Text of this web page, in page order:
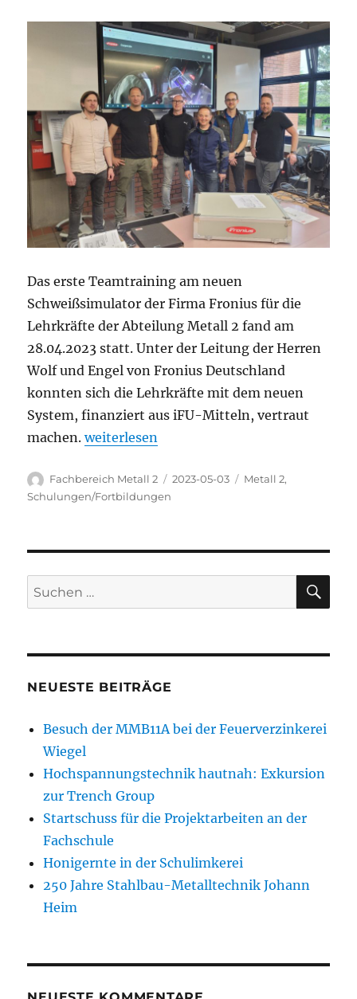
Das erste Teamtraining am neuen
Schweißsimulator der Firma Fronius für die
Lehrkräfte der Abteilung Metall 2 fand am
28.04.2023 statt. Unter der Leitung der Herren
Wolf und Engel von Fronius Deutschland
konnten sich die Lehrkräfte mit dem neuen
System, finanziert aus iFU-Mitteln, vertraut
machen.„Virtual welding, die Zukunft am SBSZ
weiterlesen
Autor
Fachbereich Metall 2
Veröffentlicht
2023-05-03 Kategorien
Metall 2,
Schulungen/Fortbildungen
Suchen
nach:
NEUESTE BEITRÄGE
Besuch der MMB11A bei der Feuerverzinkerei
Wiegel
Hochspannungstechnik hautnah: Exkursion
zur Trench Group
Startschuss für die Projektarbeiten an der
Fachschule
Honigernte in der Schulimkerei
250 Jahre Stahlbau-Metalltechnik Johann
Heim